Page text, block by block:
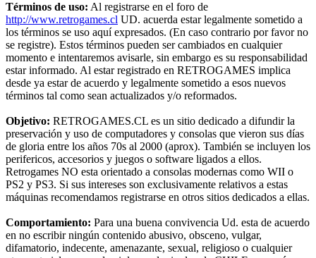
Términos de uso: Al registrarse en el foro de
http://www.retrogames.cl UD. acuerda estar legalmente sometido a
los términos se uso aquí expresados. (En caso contrario por favor no
se registre). Estos términos pueden ser cambiados en cualquier
momento e intentaremos avisarle, sin embargo es su responsabilidad
estar informado. Al estar registrado en RETROGAMES implica
desde ya estar de acuerdo y legalmente sometido a esos nuevos
términos tal como sean actualizados y/o reformados.
Objetivo: RETROGAMES.CL es un sitio dedicado a difundir la
preservación y uso de computadores y consolas que vieron sus días
de gloria entre los años 70s al 2000 (aprox). También se incluyen los
perifericos, accesorios y juegos o software ligados a ellos.
Retrogames NO esta orientado a consolas modernas como WII o
PS2 y PS3. Si sus intereses son exclusivamente relativos a estas
máquinas recomendamos registrarse en otros sitios dedicados a ellas.
Comportamiento: Para una buena convivencia Ud. esta de acuerdo
en no escribir ningún contenido abusivo, obsceno, vulgar,
difamatorio, indecente, amenazante, sexual, religioso o cualquier